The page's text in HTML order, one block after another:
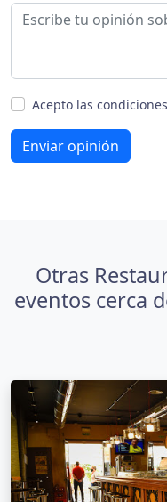
Acepto las
Enviar opinión
Otras
eventos cerca